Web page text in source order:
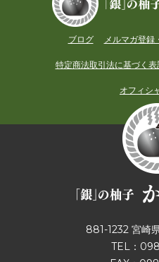
ブログ メルマガ登録
特定商法取引法に基づく表
オフィシ
881-1232 宮崎
TEL：